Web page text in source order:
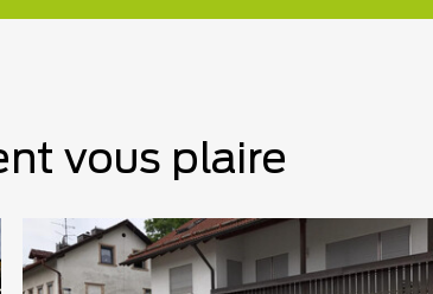
vous plaire